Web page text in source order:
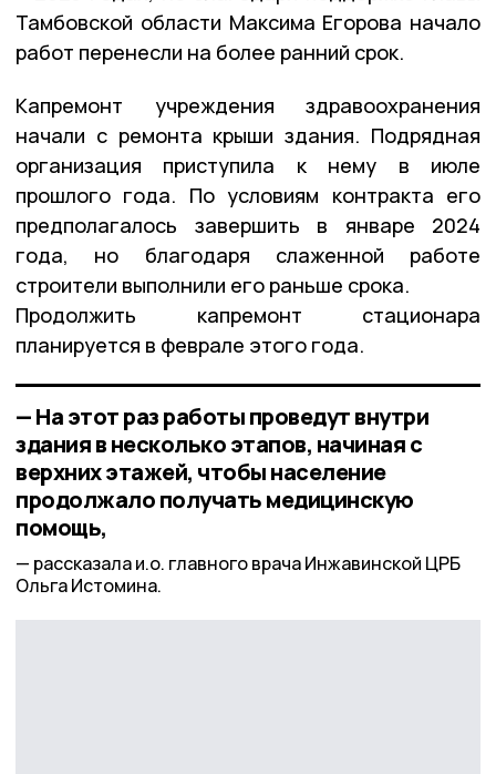
Тамбовской области Максима Егорова начало
работ перенесли на более ранний срок.
Капремонт учреждения здравоохранения
начали с ремонта крыши здания. Подрядная
организация приступила к нему в июле
прошлого года. По условиям контракта его
предполагалось завершить в январе 2024
года, но благодаря слаженной работе
строители выполнили его раньше срока.
Продолжить капремонт стационара
планируется в феврале этого года.
— На этот раз работы проведут внутри
здания в несколько этапов, начиная с
верхних этажей, чтобы население
продолжало получать медицинскую
помощь,
рассказала и.о. главного врача Инжавинской ЦРБ
Ольга Истомина.